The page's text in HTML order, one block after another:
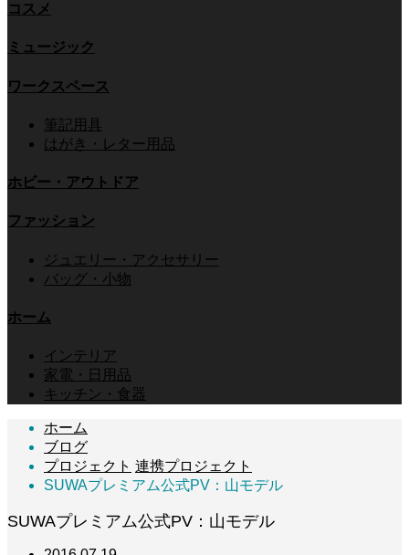
コスメ
ミュージック
ワークスペース
筆記用具
はがき・レター用品
ホビー・アウトドア
ファッション
ジュエリー・アクセサリー
バッグ・小物
ホーム
インテリア
家電・日用品
キッチン・食器
ホーム
ブログ
プロジェクト 連携プロジェクト
SUWAプレミアム公式PV：山モデル
SUWAプレミアム公式PV：山モデル